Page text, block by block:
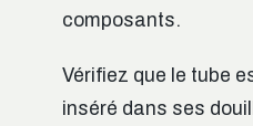
composants.
Vérifiez que le tube
inséré dans ses